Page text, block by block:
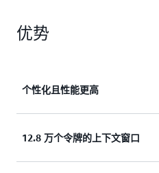
优势
个性化且性能更高
Llama 3.2 通过设备端处理
12.8 万个令牌的上下文窗口